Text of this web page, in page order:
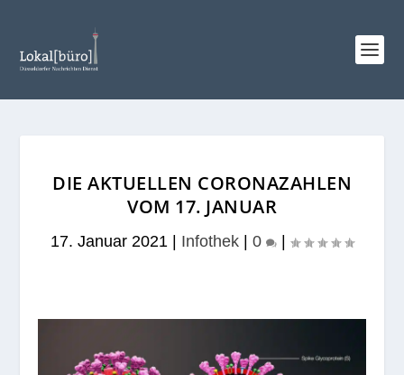
DIE AKTUELLEN CORONAZAHLEN
VOM 17. JANUAR
17. Januar 2021 Infothek 0